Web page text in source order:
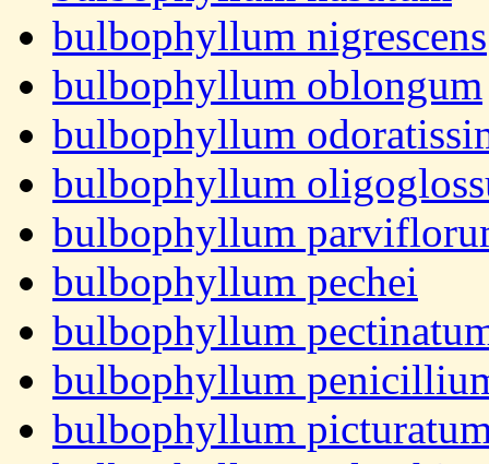
bulbophyllum nigrescens
bulbophyllum oblongum
bulbophyllum
bulbophyllum
bulbophyllum
bulbophyllum pechei
bulbophyllum
bulbophyllum
bulbophyllum